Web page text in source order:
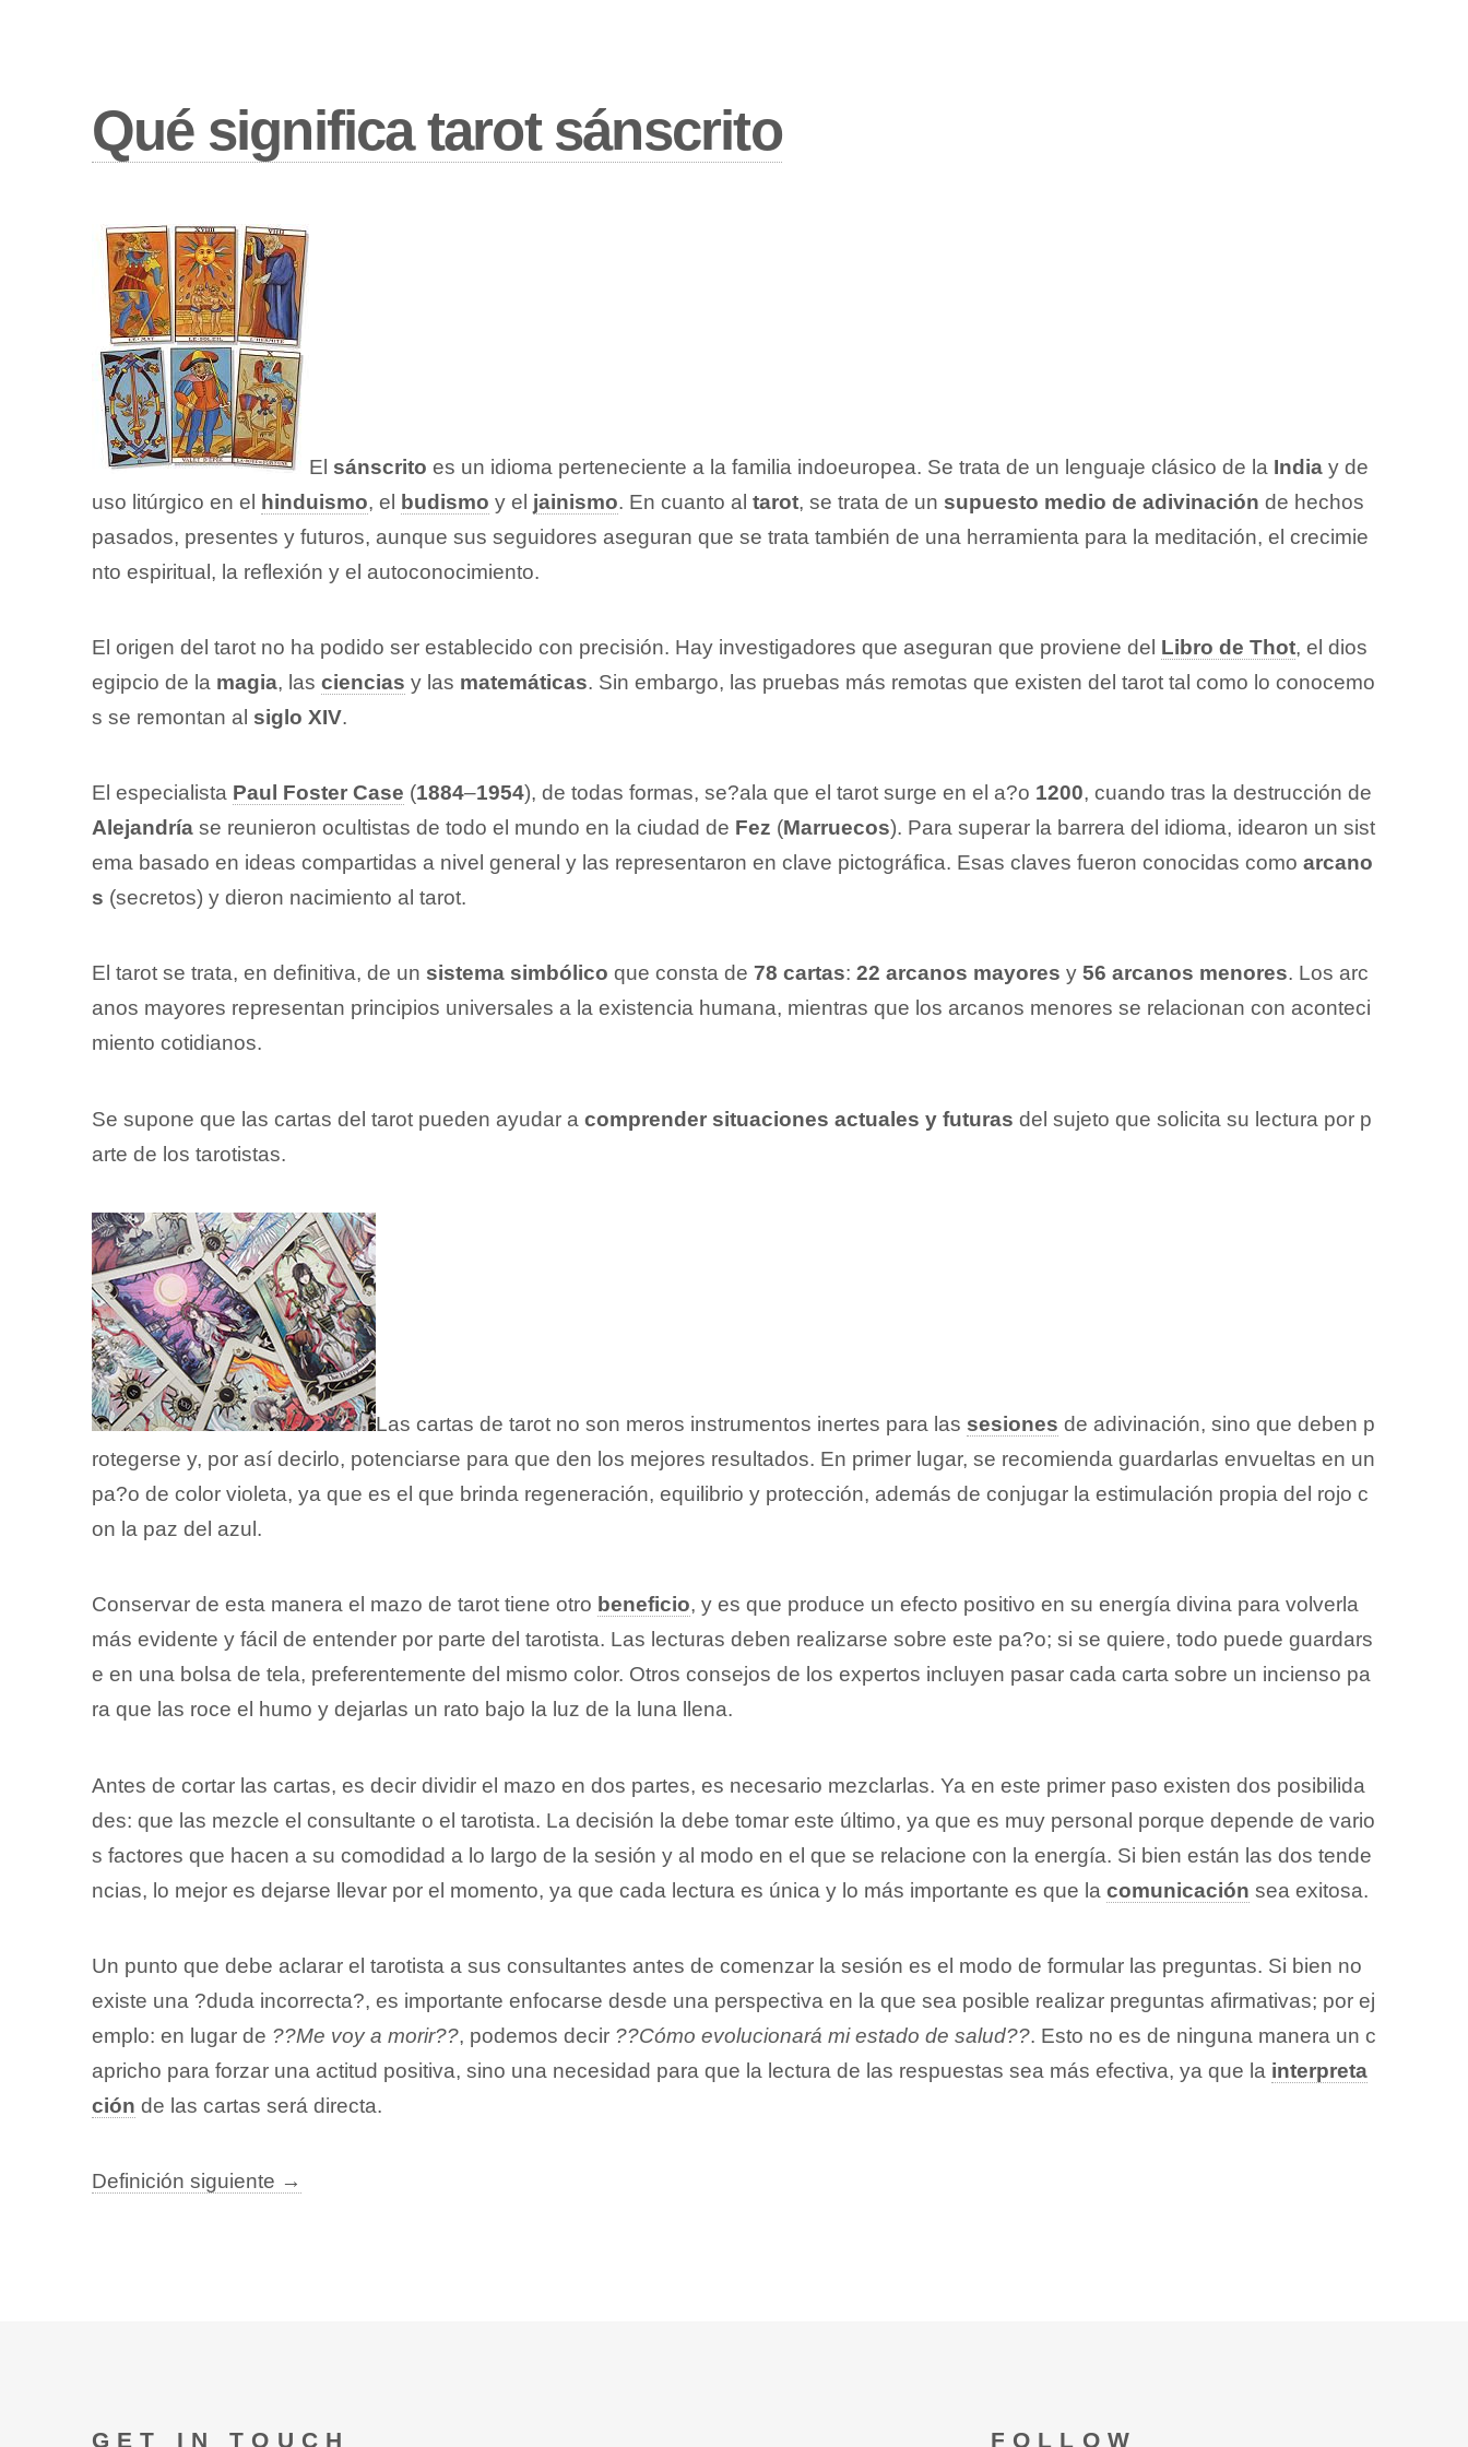
Qué significatarot sánscrito
El sánscrito es un idioma perteneciente a la familia indoeuropea. Se trata de un lenguaje clásico de la Indiay de
uso litúrgico en el hinduismo, el budismo y el jainismo. En cuanto al tarot, se trata de un supuesto medio de adivinación de hechos
pasados, presentes y futuros, aunque sus seguidores aseguran que se trata también de una herramienta para la meditación, el crecimie
nto espiritual, la reflexión y el autoconocimiento.
El origen del tarot no ha podido ser establecido con precisión. Hay investigadores que aseguran que proviene del Libro de Thot, el dios
egipcio de la magia, las ciencias y las matemáticas. Sin embargo, las pruebas más remotas que existen del tarot tal como lo conocemo
s se remontan al siglo XIV.
El especialista Paul Foster Case (1884–1954), de todas formas, se?ala que el tarot surge en el a?o 1200, cuando tras la destrucción de
Alejandríase reunieron ocultistas de todo el mundo en la ciudad de Fez (Marruecos). Para superar la barrera del idioma, idearon un sist
ema basado en ideas compartidas a nivel general y las representaron en clave pictográfica. Esas claves fueron conocidas como arcano
s (secretos) y dieron nacimiento al tarot.
El tarot se trata, en definitiva, de un sistema simbólico que consta de 78 cartas: 22 arcanos mayores y 56 arcanos menores. Los arc
anos mayores representan principios universales a la existencia humana, mientras que los arcanos menores se relacionan con aconteci
miento cotidianos.
Se supone que las cartas del tarot pueden ayudar a comprender situaciones actuales y futuras del sujeto que solicita su lectura por p
arte de los tarotistas.
Las cartas de tarot no son meros instrumentos inertes para las sesiones de adivinación, sino que deben p
rotegerse y, por así decirlo, potenciarse para que den los mejores resultados. En primer lugar, se recomienda guardarlas envueltas en un
pa?o de color violeta, ya que es el que brinda regeneración, equilibrio y protección, además de conjugar la estimulación propia del rojo c
on la paz del azul.
Conservar de esta manera el mazo de tarot tiene otro beneficio, y es que produce un efecto positivo en su energía divina para volverla
más evidente y fácil de entender por parte del tarotista. Las lecturas deben realizarse sobre este pa?o; si se quiere, todo puede guardars
e en una bolsa de tela, preferentemente del mismo color. Otros consejos de los expertos incluyen pasar cada carta sobre un incienso pa
ra que las roce el humo y dejarlas un rato bajo la luz de la luna llena.
Antes de cortar las cartas, es decir dividir el mazo en dos partes, es necesario mezclarlas. Ya en este primer paso existen dos posibilida
des: que las mezcle el consultante o el tarotista. La decisión la debe tomar este último, ya que es muy personal porque depende de vario
s factores que hacen a su comodidad a lo largo de la sesión y al modo en el que se relacione con la energía. Si bien están las dos tende
ncias, lo mejor es dejarse llevar por el momento, ya que cada lectura es única y lo más importante es que la comunicación sea exitosa.
Un punto que debe aclarar el tarotista a sus consultantes antes de comenzar la sesión es el modo de formular las preguntas. Si bien no
existe una ?duda incorrecta?, es importante enfocarse desde una perspectiva en la que sea posible realizar preguntas afirmativas; por ej
emplo: en lugar de ??Me voy a morir??, podemos decir ??Cómo evolucionará mi estado de salud??. Esto no es de ninguna manera un c
apricho para forzar una actitud positiva, sino una necesidad para que la lectura de las respuestas sea más efectiva, ya que la interpreta
ción de las cartas será directa.
Definición siguiente →
GET IN TOUCH FOLLOW